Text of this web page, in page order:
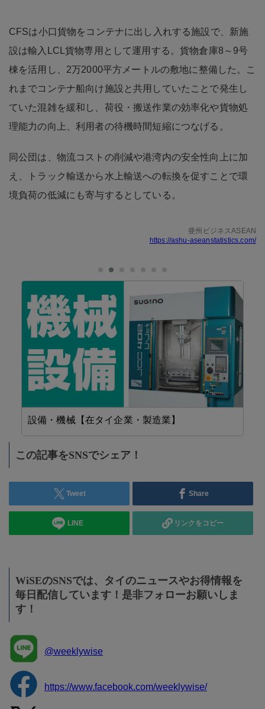
CFSは小口貨物をコンテナに出し入れする施設で、新施
設は輸入LCL貨物専用として運用する。貨物倉庫8～9号
棟を活用し、2万2000平方メートルの敷地に整備した。こ
れまでコンテナ船向け施設と共用していたことで発生し
ていた混雑を緩和し、荷役・搬送作業の効率化や貨物処
理能力の向上、利用者の待機時間短縮につなげる。
同公団は、物流コストの削減や港湾内の安全性向上に加
え、トラック輸送から水上輸送への転換を促すことで環
境負荷の低減にも寄与するとしている。
亜州ビジネスASEAN
https://ashu-aseanstatistics.com/
設備・機械【在タイ企業・製造業】
この記事をSNSでシェア！
Tweet Share
LINE リンクをコピー
WiSEのSNSでは、タイのニュースやお得情報を
毎日配信しています！是非フォローお願いしま
す！
@weeklywise
https://www.facebook.com/weeklywise/